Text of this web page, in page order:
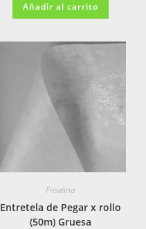
Añadir al carrito
Friselina
Entretela de Pegar x rollo
(50m) Gruesa